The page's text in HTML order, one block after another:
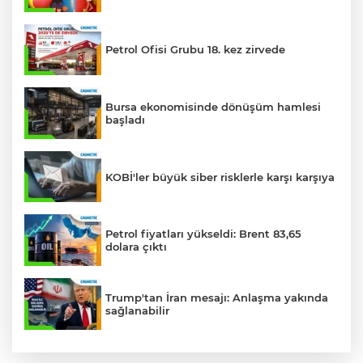
Petrol Ofisi Grubu 18. kez zirvede
Bursa ekonomisinde dönüşüm hamlesi
başladı
KOBİ'ler büyük siber risklerle karşı karşıya
Petrol fiyatları yükseldi: Brent 83,65
dolara çıktı
Trump'tan İran mesajı: Anlaşma yakında
sağlanabilir